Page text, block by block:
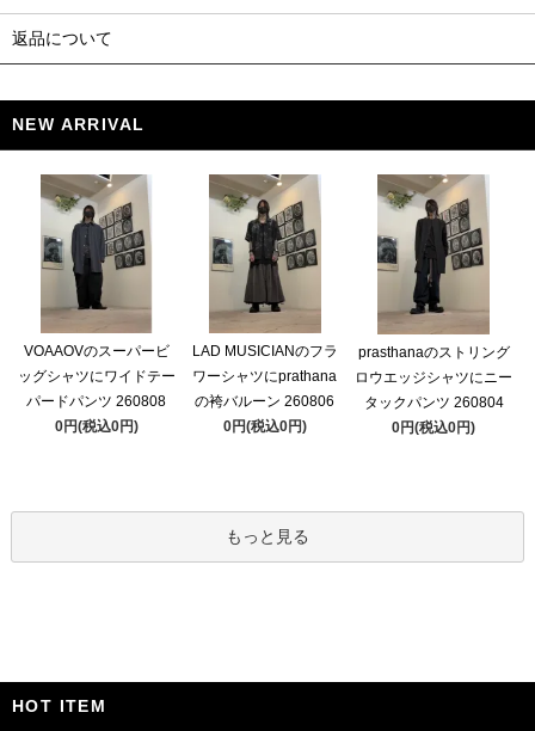
返品について
NEW ARRIVAL
VOAAOVのスーパービ
ッグシャツにワイドテー
パードパンツ 260808
0円(税込0円)
LAD MUSICIANのフラ
ワーシャツにprathana
の袴バルーン 260806
0円(税込0円)
prasthanaのストリング
ロウエッジシャツにニー
タックパンツ 260804
0円(税込0円)
もっと見る
HOT ITEM